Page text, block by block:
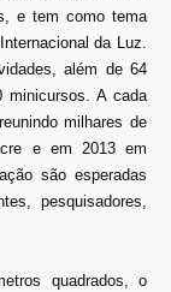
e tem como tema
da Luz.
além de 64
minicursos. A cada
milhares de
e em 2013 em
são esperadas
pesquisadores,
quadrados, o